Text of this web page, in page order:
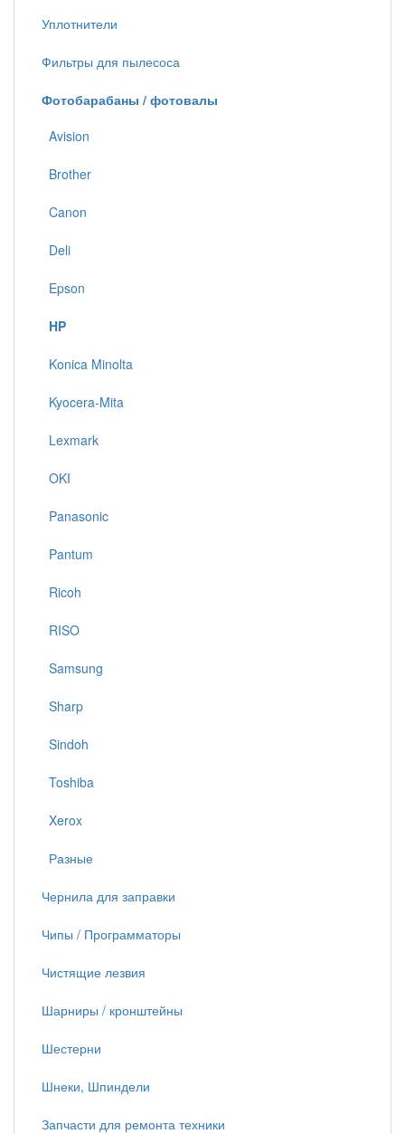
Уплотнители
Фильтры для пылесоса
Фотобарабаны / фотовалы
Avision
Brother
Canon
Deli
Epson
HP
Konica Minolta
Kyocera-Mita
Lexmark
OKI
Panasonic
Pantum
Ricoh
RISO
Samsung
Sharp
Sindoh
Toshiba
Xerox
Разные
Чернила для заправки
Чипы / Программаторы
Чистящие лезвия
Шарниры / кронштейны
Шестерни
Шнеки, Шпиндели
Запчасти для ремонта техники